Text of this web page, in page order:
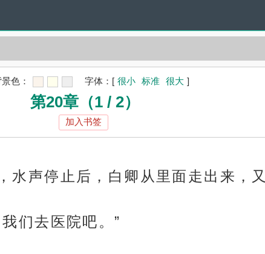
色： 字体： [ 很小 标准 很大 ]
第20章（1 / 2）
加入书签
声停止后，白卿从里面走出来，
们去医院吧。”